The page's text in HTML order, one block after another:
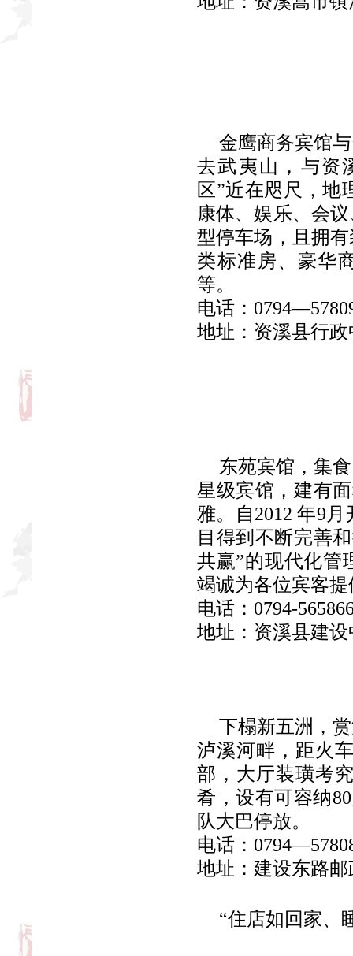
金鹰商务宾馆
去武夷山，与资
区”近在咫尺，地
康体、娱乐、会
型停车场，且拥
类标准房、豪华
等。
电话：
地址：资溪县行
东苑宾馆，集
星级宾馆，建有
雅。自2012 年9
目得到不断完善
共赢”的现代化
竭诚为各位宾客
电话：0794-
地址：资溪县建设
下榻新五洲，
泸溪河畔，距火
部，大厅装璜考
肴，设有可容纳
队大巴停放。
电话：
地址：建设东路
“住店如回家、